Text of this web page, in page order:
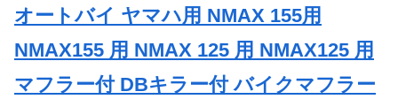
オートバイ ヤマハ用 NMAX 155用
NMAX155 用 NMAX 125 用 NMAX125 用
マフラー付 DBキラー付 バイクマフラー